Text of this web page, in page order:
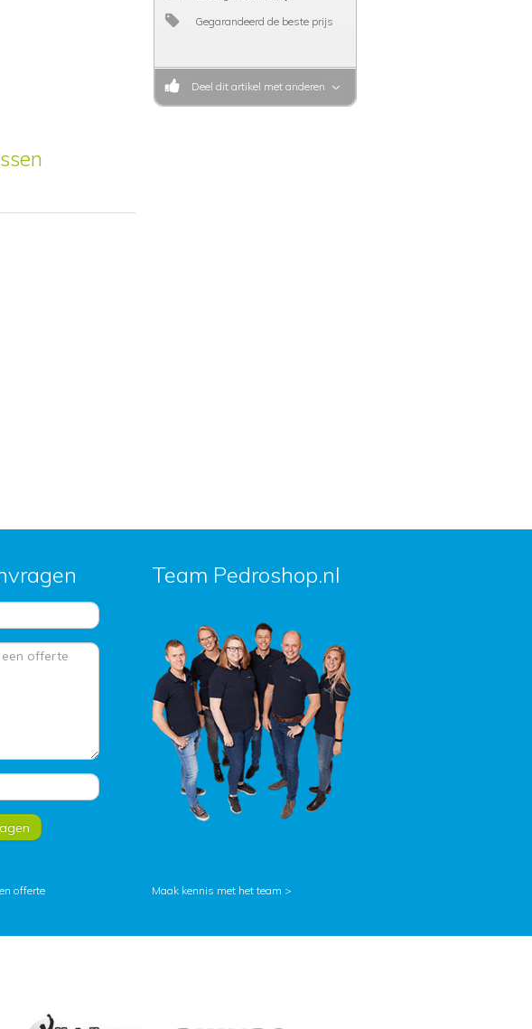
Gegarandeerd de beste prijs
Deel dit artikel met anderen
Team Pedroshop.nl
offerte Maak kennis met het team >